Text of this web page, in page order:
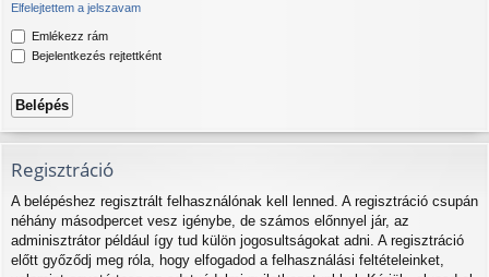
Elfelejtettem a jelszavam
Emlékezz rám
Bejelentkezés rejtettként
Regisztráció
A belépéshez regisztrált felhasználónak kell lenned. A regisztráció csupán
néhány másodpercet vesz igénybe, de számos előnnyel jár, az
adminisztrátor például így tud külön jogosultságokat adni. A regisztráció
előtt győződj meg róla, hogy elfogadod a felhasználási feltételeinket,